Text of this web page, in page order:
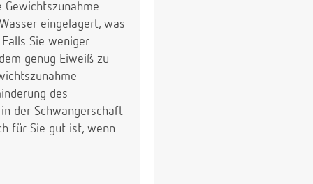
eingelagert, was
Sie weniger
genug Eiweiß zu
des
der Schwangerschaft
für Sie gut ist, wenn